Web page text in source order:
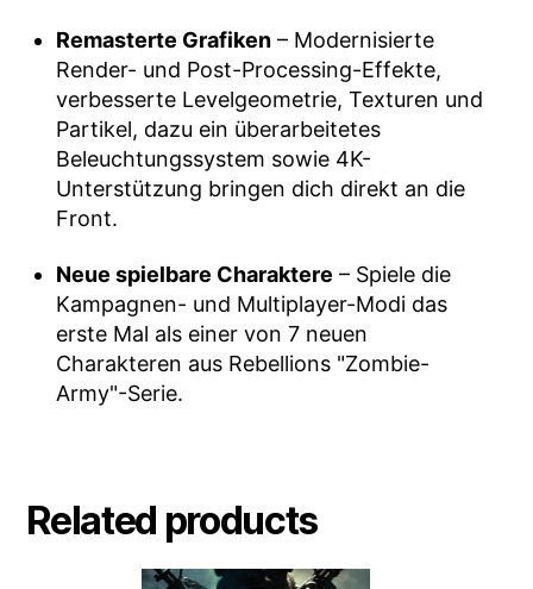
Remasterte Grafiken – Modernisierte
Render- und Post-Processing-Effekte,
verbesserte Levelgeometrie, Texturen und
Partikel, dazu ein überarbeitetes
Beleuchtungssystem sowie 4K-
Unterstützung bringen dich direkt an die
Front.
Neue spielbare Charaktere – Spiele die
Kampagnen- und Multiplayer-Modi das
erste Mal als einer von 7 neuen
Charakteren aus Rebellions "Zombie-
Army"-Serie.
Related products